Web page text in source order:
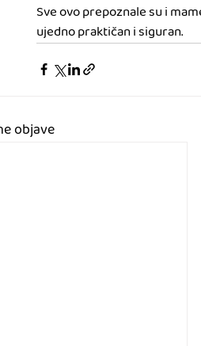
Sve ovo prepoznale su i
ujedno praktičan i siguran.
objave